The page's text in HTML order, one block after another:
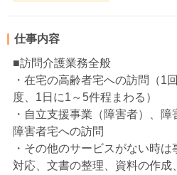
仕事内容
■訪問介護業務全般
・在宅の高齢者宅への訪問（1
度、1日に1～5件程まわる）
・自立支援事業（障害者）、
障害者宅への訪問
・その他のサービスがない時
対応、文書の整理、資料の作成